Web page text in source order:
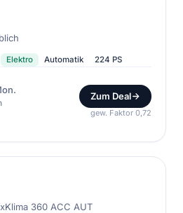
Elektro Automatik 224 PS
Zum Deal
gew. Faktor 0,72
360 ACC AUT